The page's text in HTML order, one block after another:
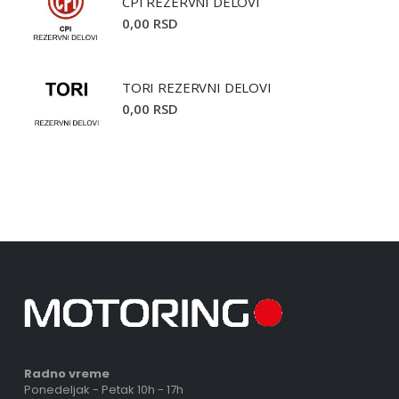
0,00 RSD
TORI REZERVNI DELOVI
0,00 RSD
Radno vreme
Ponedeljak - Petak 10h - 17h